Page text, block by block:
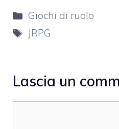
Categorie
Giochi di ruolo
Tag
JRPG
Lascia un